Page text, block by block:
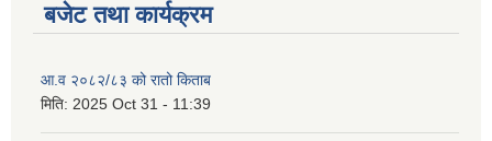
बजेट तथा कार्यक्रम
आ.व २०८२/८३ को रातो किताब
मिति: 2025 Oct 31 - 11:39